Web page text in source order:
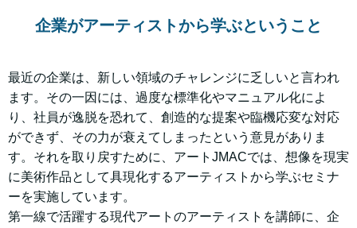
企業がアーティストから学ぶということ
最近の企業は、新しい領域のチャレンジに乏しいと言われ
ます。その一因には、過度な標準化やマニュアル化によ
り、社員が逸脱を恐れて、創造的な提案や臨機応変な対応
ができず、その力が衰えてしまったという意見がありま
す。それを取り戻すために、アートJMACでは、想像を現実
に美術作品として具現化するアーティストから学ぶセミナ
ーを実施しています。
第一線で活躍する現代アートのアーティストを講師に、企